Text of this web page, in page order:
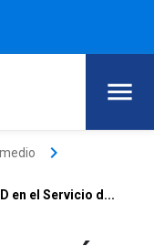
keyboard_arrow_right
en el Servicio d...